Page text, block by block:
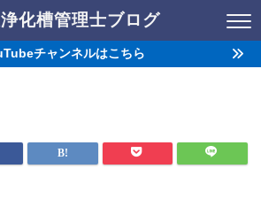
化槽管理士ブログ
チャンネルはこちら